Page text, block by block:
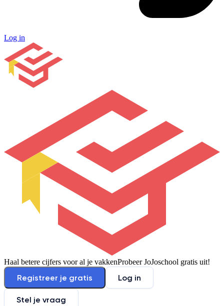
Log in
Haal betere cijfers voor al je vakkenProbeer JoJoschool gratis uit!
Registreer je gratis Log in
Stel je vraag